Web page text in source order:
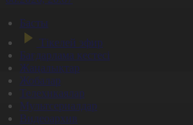
Басты
Тікелей эфир
Бағдарлама кестесі
Жаңалықтар
Жобалар
Телехикаялар
Мультсериалдар
Видеоархив